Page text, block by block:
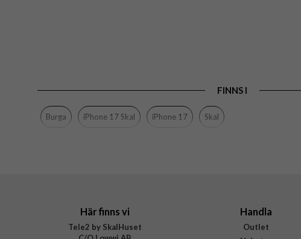
FINNS I
Burga iPhone 17 Skal iPhone 17 Skal
Här finns vi
Tele2 by SkalHuset
Handla
Outlet